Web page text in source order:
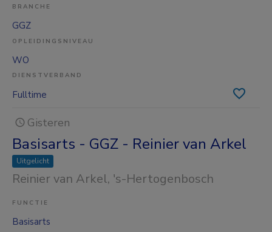
BRANCHE
GGZ
OPLEIDINGSNIVEAU
WO
DIENSTVERBAND
Fulltime
Gisteren
Basisarts - GGZ - Reinier van Arkel
Uitgelicht
Reinier van Arkel, 's-Hertogenbosch
FUNCTIE
Basisarts